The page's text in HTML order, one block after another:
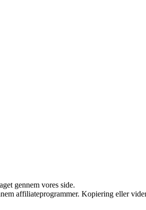
gennem vores side.
affiliateprogrammer. Kopiering eller